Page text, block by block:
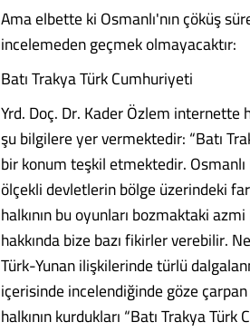
Ama elbette ki Osmanlı'nın çöküş
incelemeden geçmek olmayacaktır:
Batı Trakya Türk Cumhuriyeti
Yrd. Doç. Dr. Kader Özlem internette
şu bilgilere yer vermektedir: “Batı
bir konum teşkil etmektedir.
ölçekli devletlerin bölge üzerindeki
halkının bu oyunları bozmaktaki
hakkında bize bazı fikirler verebilir.
Türk-Yunan ilişkilerinde türlü
içerisinde incelendiğinde göze
halkının kurdukları “Batı Trakya Türk